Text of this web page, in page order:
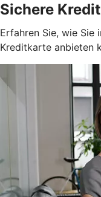
Sichere
Erfahren Sie, wie Sie
Kreditkarte anbieten